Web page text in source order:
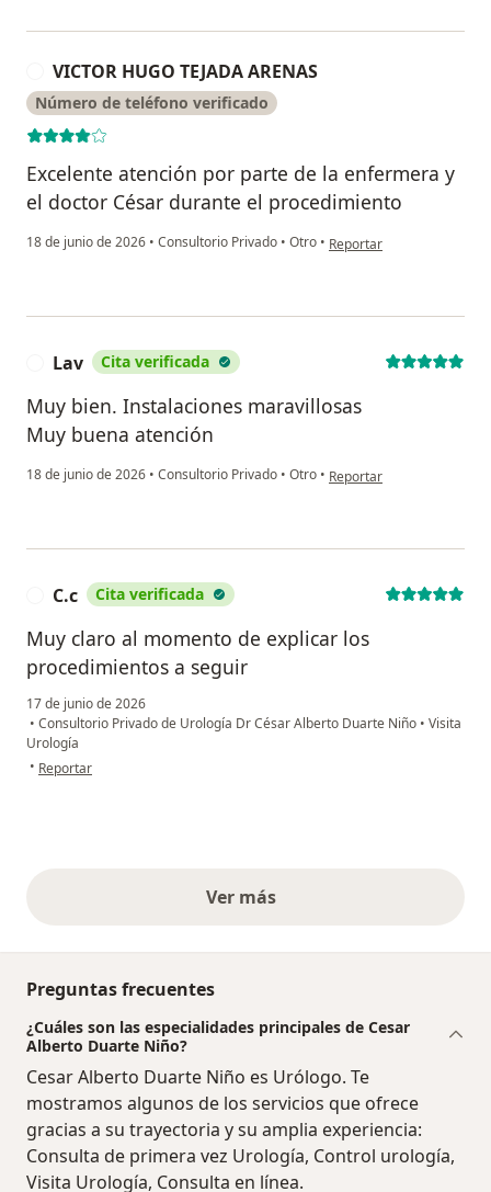
VICTOR HUGO TEJADA ARENAS
Número de teléfono verificado
Excelente atención por parte de la enfermera y
el doctor César durante el procedimiento
18 de junio de 2026 • Consultorio Privado • Otro • en opinión del usuario
Reportar
Lav Cita verificada
Muy bien. Instalaciones maravillosas
Muy buena atención
18 de junio de 2026 • Consultorio Privado • Otro • en opinión del usuario Lav
Reportar
C.c Cita verificada
Muy claro al momento de explicar los
procedimientos a seguir
17 de junio de 2026
• Consultorio Privado de Urología Dr César Alberto Duarte Niño • Visita
Urología
• en opinión del usuario C.c
Reportar
Ver másopiniones anteriores
Preguntas frecuentes
¿Cuáles son las especialidades principales de Cesar
Alberto Duarte Niño?
Cesar Alberto Duarte Niño es Urólogo. Te
mostramos algunos de los servicios que ofrece
gracias a su trayectoria y su amplia experiencia:
Consulta de primera vez Urología, Control urología,
Visita Urología, Consulta en línea.